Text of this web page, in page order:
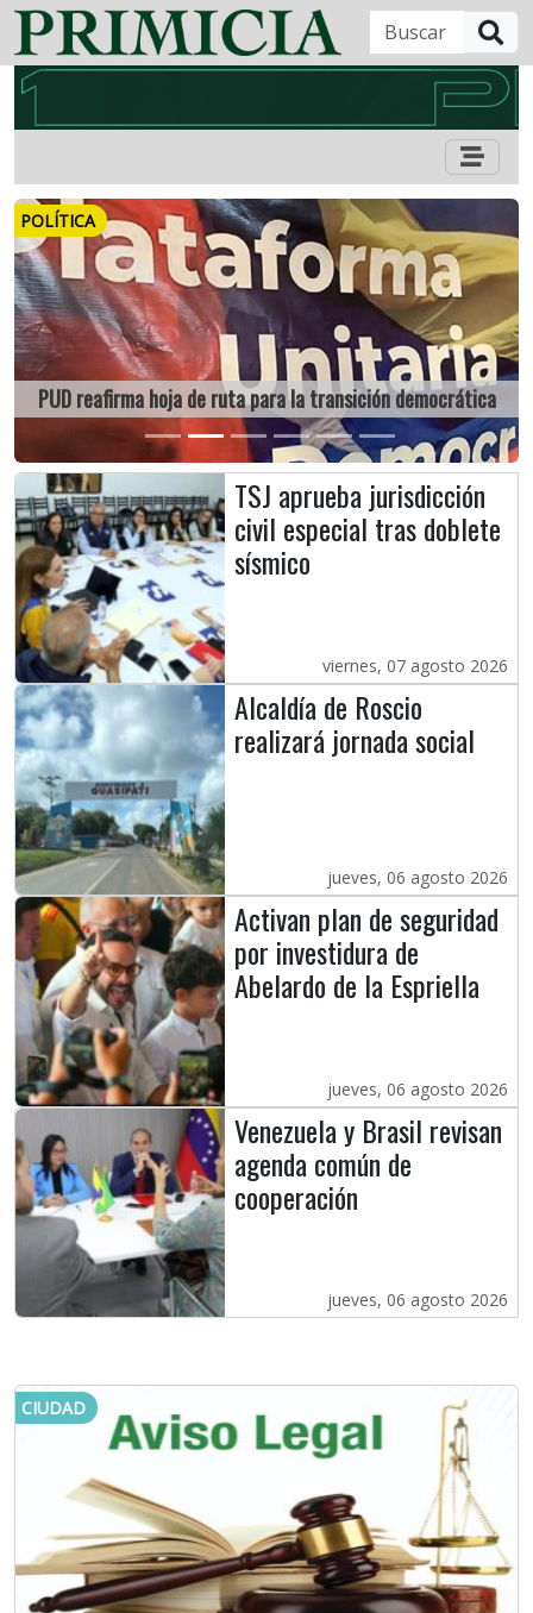
POLÍTICA
PUD reafirma hoja de ruta para la transición democrática
Previous Next
TSJ aprueba jurisdicción
civil especial tras doblete
sísmico
viernes, 07 agosto 2026
Alcaldía de Roscio
realizará jornada social
jueves, 06 agosto 2026
Activan plan de seguridad
por investidura de
Abelardo de la Espriella
jueves, 06 agosto 2026
Venezuela y Brasil revisan
agenda común de
cooperación
jueves, 06 agosto 2026
CIUDAD